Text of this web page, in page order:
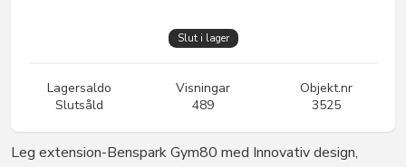
Slut i lager
Lagersaldo
Slutsåld
Visningar
489
Objekt.nr
3525
Leg extension-Benspark Gym80 med Innovativ design,